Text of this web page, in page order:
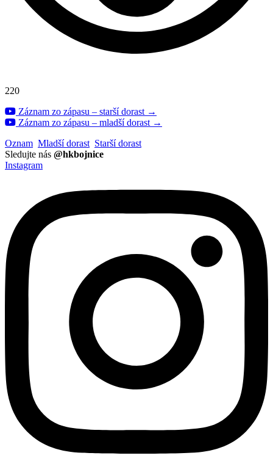
220
Záznam zo zápasu – starší dorast →
Záznam zo zápasu – mladší dorast →
Oznam Mladší dorast Starší dorast
Sledujte nás @hkbojnice
Instagram